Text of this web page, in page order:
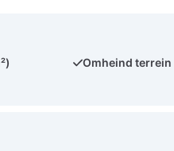
Omheind terrein